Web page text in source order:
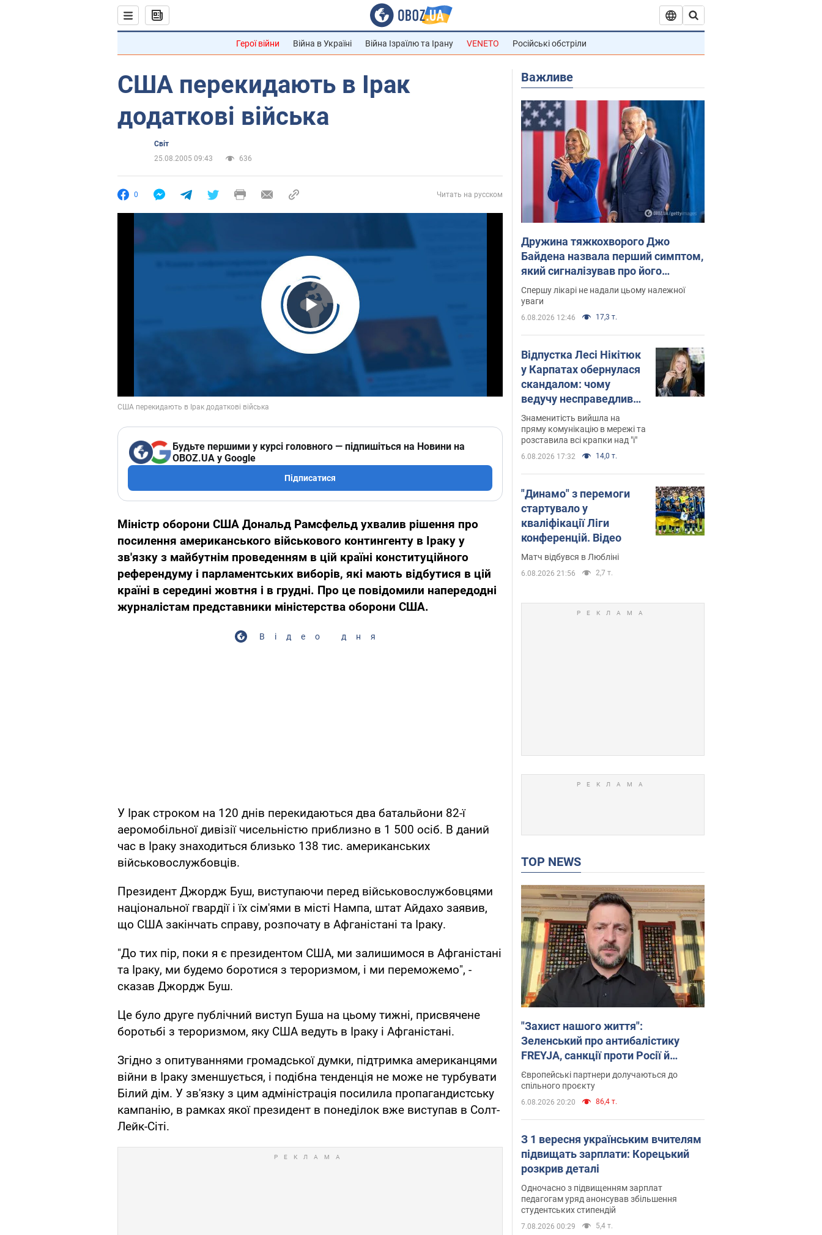
Герої війни Війна в Україні Війна Ізраїлю та Ірану VENETO Російські обстріли
США перекидають в Ірак
додаткові війська
Світ
25.08.2005 09:43
636
0 Читать на русском
Play Video
Будьте першими у курсі головного — підпишіться на Новини на
OBOZ.UA у Google
Підписатися
Міністр оборони США Дональд Рамсфельд ухвалив рішення про
посилення американського військового контингенту в Іраку у
зв'язку з майбутнім проведенням в цій країні конституційного
референдуму і парламентських виборів, які мають відбутися в цій
країні в середині жовтня і в грудні. Про це повідомили напередодні
журналістам представники міністерства оборони США.
Відео дня
У Ірак строком на 120 днів перекидаються два батальйони 82-ї
аеромобільної дивізії чисельністю приблизно в 1 500 осіб. В даний
час в Іраку знаходиться близько 138 тис. американських
військовослужбовців.
Президент Джордж Буш, виступаючи перед військовослужбовцями
національної гвардії і їх сім'ями в місті Нампа, штат Айдахо заявив,
що США закінчать справу, розпочату в Афганістані та Іраку.
"До тих пір, поки я є президентом США, ми залишимося в Афганістані
та Іраку, ми будемо боротися з тероризмом, і ми переможемо", -
сказав Джордж Буш.
Це було друге публічний виступ Буша на цьому тижні, присвячене
боротьбі з тероризмом, яку США ведуть в Іраку і Афганістані.
Згідно з опитуваннями громадської думки, підтримка американцями
війни в Іраку зменшується, і подібна тенденція не може не турбувати
Білий дім. У зв'язку з цим адміністрація посилила пропагандистську
кампанію, в рамках якої президент в понеділок вже виступав в Солт-
Лейк-Сіті.
Важливе
Дружина тяжкохворого Джо
Байдена назвала перший симптом,
який сигналізував про його
"агресивний" рак
Спершу лікарі не надали цьому належної
уваги
6.08.2026 12:46 17,3 т.
Відпустка Лесі Нікітюк
у Карпатах обернулася
скандалом: чому
ведучу несправедливо
захейтили
Знаменитість вийшла на
пряму комунікацію в мережі та
розставила всі крапки над "і"
6.08.2026 17:32 14,0 т.
"Динамо" з перемоги
стартувало у
кваліфікації Ліги
конференцій. Відео
Матч відбувся в Любліні
6.08.2026 21:56 2,7 т.
TOP NEWS
"Захист нашого життя":
Зеленський про антибалістику
FREYJA, санкції проти Росії й
підтримку аграріїв. Відео
Європейські партнери долучаються до
спільного проєкту
6.08.2026 20:20 86,4 т.
З 1 вересня українським вчителям
підвищать зарплати: Корецький
розкрив деталі
Одночасно з підвищенням зарплат
педагогам уряд анонсував збільшення
студентських стипендій
7.08.2026 00:29 5,4 т.